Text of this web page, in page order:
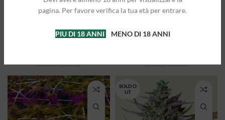
pagina. Per favore verifica la tua età per entrare.
PIU DI 18 ANNI MENO DI 18 ANNI
auto – Royal
MIX – Royal
SOLD O
UT